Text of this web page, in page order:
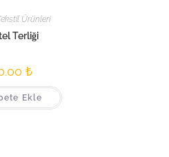
Ürünleri
Terliği
₺
Ekle